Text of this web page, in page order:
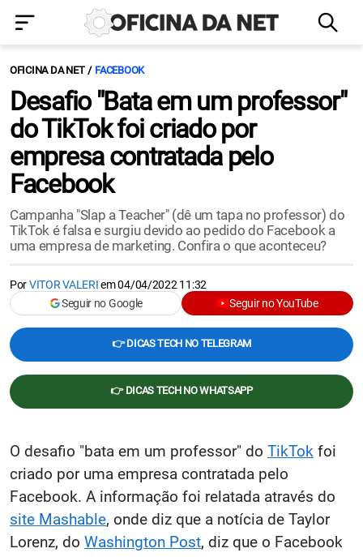
OFICINA DA NET FACEBOOK
Desafio "Bata em um professor"
do TikTok foi criado por
empresa contratada pelo
Facebook
Campanha "Slap a Teacher" (dê um tapa no professor) do
TikTok é falsa e surgiu devido ao pedido do Facebook a
uma empresa de marketing. Confira o que aconteceu?
PorVITOR VALERIem04/04/2022 11:32
Seguir no Google
Seguir no YouTube
👉 DICAS TECH NO TELEGRAM
👉 DICAS TECH NO WHATSAPP
O desafio "bata em um professor" do TikTok foi
criado por uma empresa contratada pelo
Facebook. A informação foi relatada através do
site Mashable, onde diz que a notícia de Taylor
Lorenz, do Washington Post, diz que o Facebook